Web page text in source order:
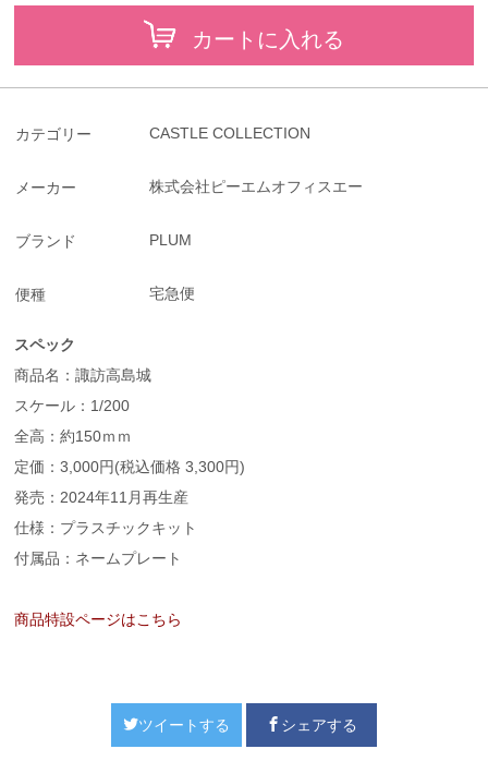
カートに入れる
カテゴリー CASTLE COLLECTION
メーカー 株式会社ピーエムオフィスエー
ブランド PLUM
便種 宅急便
スペック
商品名：諏訪高島城
スケール：1/200
全高：約150ｍｍ
定価：3,000円(税込価格 3,300円)
発売：2024年11月再生産
仕様：プラスチックキット
付属品：ネームプレート
商品特設ページはこちら
ツイートする シェアする